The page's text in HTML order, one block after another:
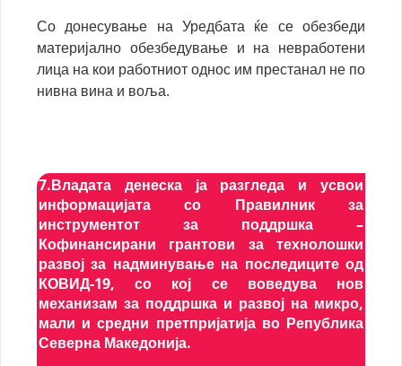
Со донесување на Уредбата ќе се обезбеди
материјално обезбедување и на невработени
лица на кои работниот однос им престанал не по
нивна вина и воља.
7.Владата денеска ја разгледа и усвои
информацијата со Правилник за
инструментот за поддршка –
Кофинансирани грантови за технолошки
развој за надминување на последиците од
КОВИД-19, со кој се воведува нов
механизам за поддршка и развој на микро,
мали и средни претпријатија во Република
Северна Македонија.